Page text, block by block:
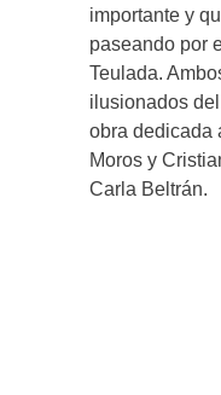
importante y
paseando por
Teulada.
ilusionados
obra dedicada
Moros y
Carla Beltrán.